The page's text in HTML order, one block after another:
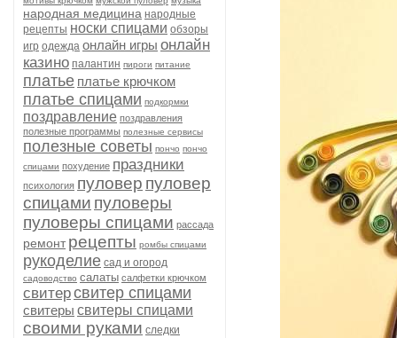
народная медицина народные
рецепты носки спицами обзоры
игр одежда онлайн игры онлайн
казино палантин пироги питание
платье платье крючком
платье спицами подкормки
поздравление поздравления
полезные программы полезные сервисы
полезные советы пончо пончо
спицами похудение праздники
психология пуловер пуловер
спицами пуловеры
пуловеры спицами рассада
ремонт рецепты ромбы спицами
рукоделие сад и огород
садоводство салаты салфетки крючком
свитерсвитер спицами
свитеры свитеры спицами
своими руками следки